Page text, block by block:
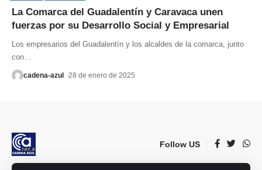
La Comarca del Guadalentín y Caravaca unen
fuerzas por su Desarrollo Social y Empresarial
Los empresarios del Guadalentín y los alcaldes de la comarca, junto
con
cadena-azul 28 de enero de 2025
Follow US